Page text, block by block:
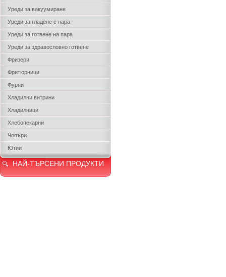
Уреди за вакуумиране
Уреди за гладене с пара
Уреди за готвене на пара
Уреди за здравословно готвене
Фризери
Фритюрници
Фурни
Хладилни витрини
Хладилници
Хлебопекарни
Чопъри
Ютии
НАЙ-ТЪРСЕНИ ПРОДУКТИ